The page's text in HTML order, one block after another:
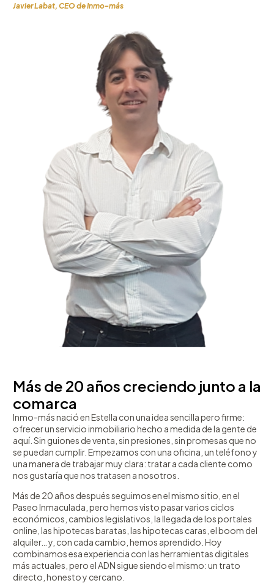
Javier Labat, CEO de Inmo-más
Más de 20 años creciendo junto a la
comarca
Inmo-más nació en Estella con una idea sencilla pero firme:
ofrecer un servicio inmobiliario hecho a medida de la gente de
aquí. Sin guiones de venta, sin presiones, sin promesas que no
se puedan cumplir. Empezamos con una oficina, un teléfono y
una manera de trabajar muy clara: tratar a cada cliente como
nos gustaría que nos tratasen a nosotros.
Más de 20 años después seguimos en el mismo sitio, en el
Paseo Inmaculada, pero hemos visto pasar varios ciclos
económicos, cambios legislativos, la llegada de los portales
online, las hipotecas baratas, las hipotecas caras, el boom del
alquiler… y, con cada cambio, hemos aprendido. Hoy
combinamos esa experiencia con las herramientas digitales
más actuales, pero el ADN sigue siendo el mismo: un trato
directo, honesto y cercano.